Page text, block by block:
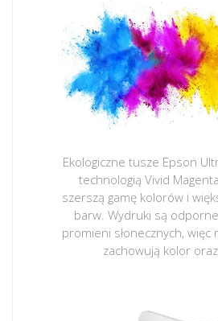
Ekologiczne tusze Epson
technologią Vivid
szerszą gamę kolorów i
barw. Wydruki są
promieni słonecznych, więc
zachowują kolor